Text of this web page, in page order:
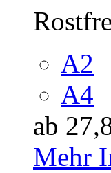
A2
A4
ab
Mehr